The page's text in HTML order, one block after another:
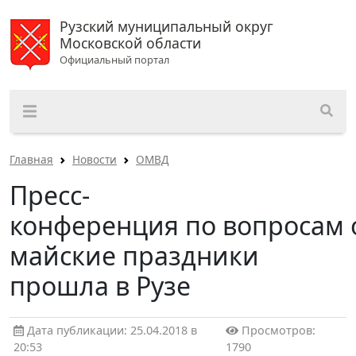
Рузский муниципальный округ
Московской области
Официальный портал
Главная Новости ОМВД
Пресс-
конференция по вопросам
майские праздники
прошла в Рузе
Дата публикации: 25.04.2018 в
20:53
Просмотров:
1790